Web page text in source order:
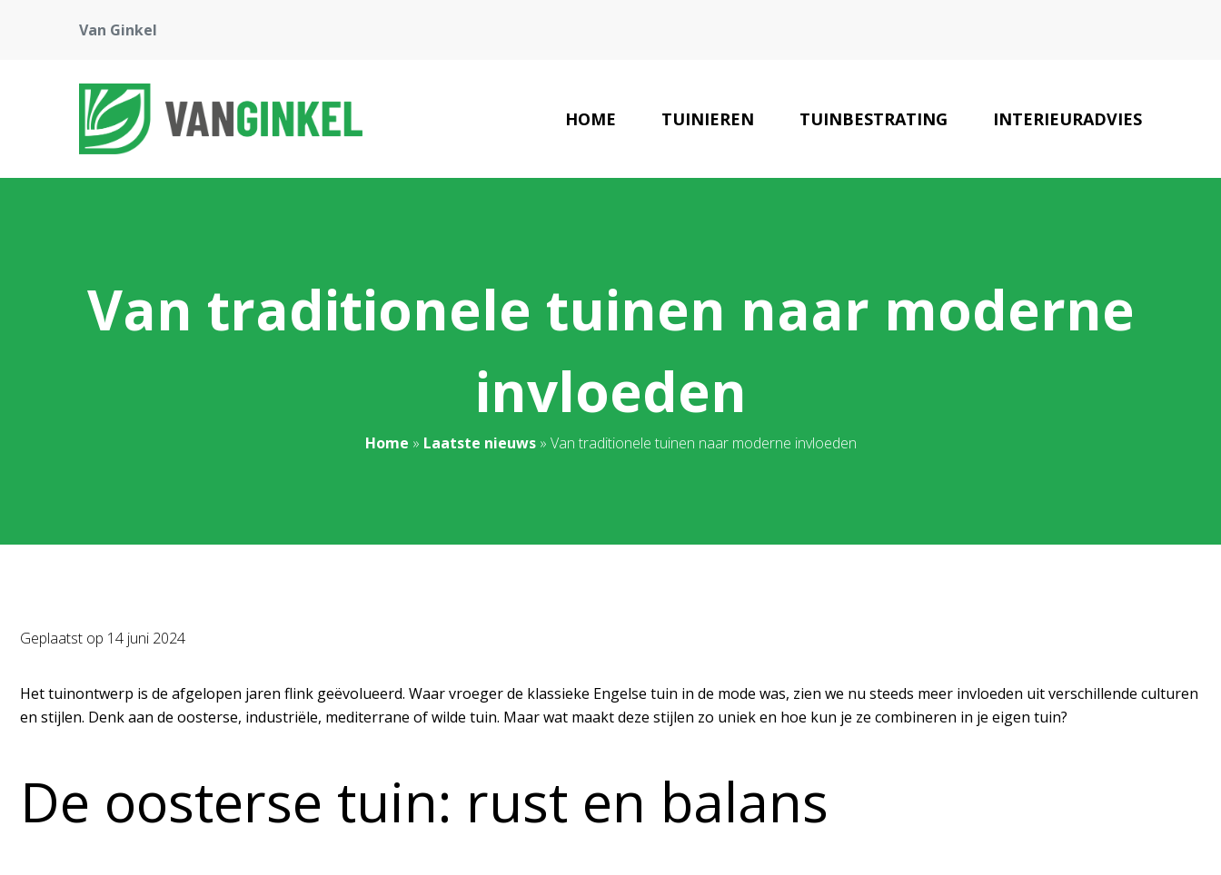
Van Ginkel
HOME TUINIEREN TUINBESTRATING INTERIEURADVIES
Van traditionele tuinen naar moderne
invloeden
Home » Laatste nieuws» Van traditionele tuinen naar moderne invloeden
Geplaatst op 14 juni 2024
Het tuinontwerp is de afgelopen jaren flink geëvolueerd. Waar vroeger de klassieke Engelse tuin in de mode was, zien we nu steeds meer invloeden uit verschillende culturen
en stijlen. Denk aan de oosterse, industriële, mediterrane of wilde tuin. Maar wat maakt deze stijlen zo uniek en hoe kun je ze combineren in je eigen tuin?
De oosterse tuin: rust en balans